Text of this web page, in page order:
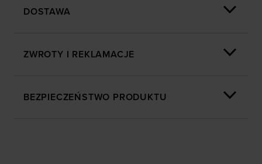
DOSTAWA
ZWROTY I REKLAMACJE
BEZPIECZEŃSTWO PRODUKTU